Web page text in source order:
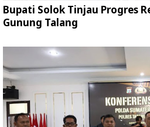
Bupati Solok Tinjau Progres
Gunung Talang